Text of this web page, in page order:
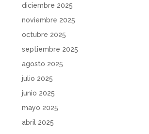
diciembre 2025
noviembre 2025
octubre 2025
septiembre 2025
agosto 2025
julio 2025
junio 2025
mayo 2025
abril 2025